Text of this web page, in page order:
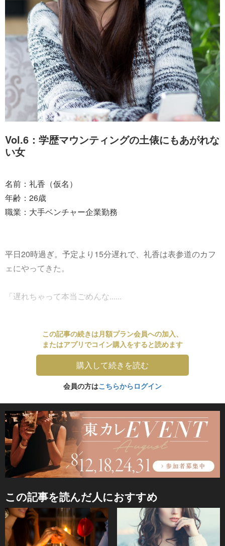
Vol.6：学歴マウンティングの土俵にもあがれな
い女
名前：礼香（仮名）
年齢：26歳
職業：大手ベンチャー企業勤務
平日20時過ぎ。予定より15分遅れで、礼香は表参道のカフ
ェにやってきた。
「遅れちゃって本当ごめんな......
この記事の続きは月額プラン会員への加入、
またはアプリでコイン購入をすると読めます
購入して続きを読む
会員の方はこちらからログイン
この記事を読んだ人におすすめ